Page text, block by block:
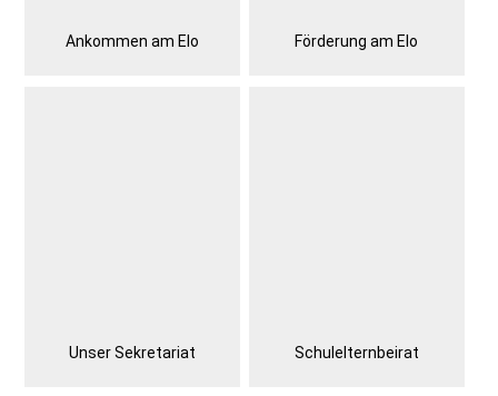
Ankommen am Elo Förderung am Elo
Unser Sekretariat Schulelternbeirat